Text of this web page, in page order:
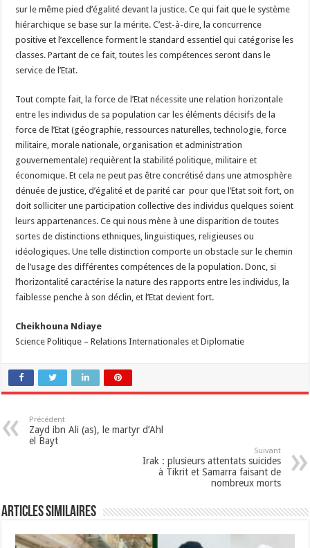
sur le même pied d’égalité devant la justice. Ce qui fait que le système
hiérarchique se base sur la mérite. C’est-à-dire, la concurrence
positive et l’excellence forment le standard essentiel qui catégorise les
classes. Partant de ce fait, toutes les compétences seront dans le
service de l’Etat.
Tout compte fait, la force de l’Etat nécessite une relation horizontale
entre les individus de sa population car les éléments décisifs de la
force de l’Etat (géographie, ressources naturelles, technologie, force
militaire, morale nationale, organisation et administration
gouvernementale) requièrent la stabilité politique, militaire et
économique. Et cela ne peut pas être concrétisé dans une atmosphère
dénuée de justice, d’égalité et de parité car pour que l’Etat soit fort, on
doit solliciter une participation collective des individus quelques soient
leurs appartenances. Ce qui nous mène à une disparition de toutes
sortes de distinctions ethniques, linguistiques, religieuses ou
idéologiques. Une telle distinction comporte un obstacle sur le chemin
de l’usage des différentes compétences de la population. Donc, si
l’horizontalité caractérise la nature des rapports entre les individus, la
faiblesse penche à son déclin, et l’Etat devient fort.
Cheikhouna Ndiaye
Science Politique – Relations Internationales et Diplomatie
Précédent
Zayd ibn Ali (as), le martyr d’Ahl
el Bayt
Suivant
Irak : plusieurs attentats suicides
à Tikrit et Samarra faisant de
nombreux morts
Articles similaires